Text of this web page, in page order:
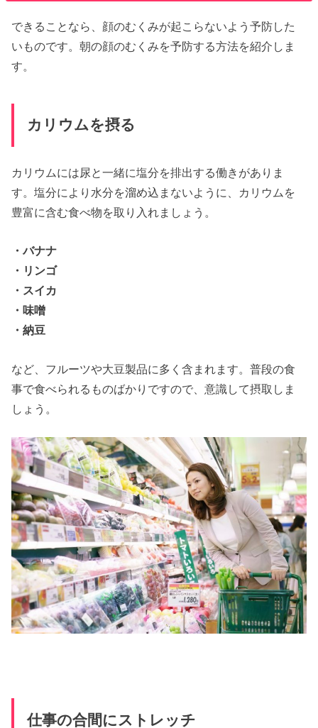
できることなら、顔のむくみが起こらないよう予防した
いものです。朝の顔のむくみを予防する方法を紹介しま
す。
カリウムを摂る
カリウムには尿と一緒に塩分を排出する働きがありま
す。塩分により水分を溜め込まないように、カリウムを
豊富に含む食べ物を取り入れましょう。
・バナナ
・リンゴ
・スイカ
・味噌
・納豆
など、フルーツや大豆製品に多く含まれます。普段の食
事で食べられるものばかりですので、意識して摂取しま
しょう。
仕事の合間にストレッチ